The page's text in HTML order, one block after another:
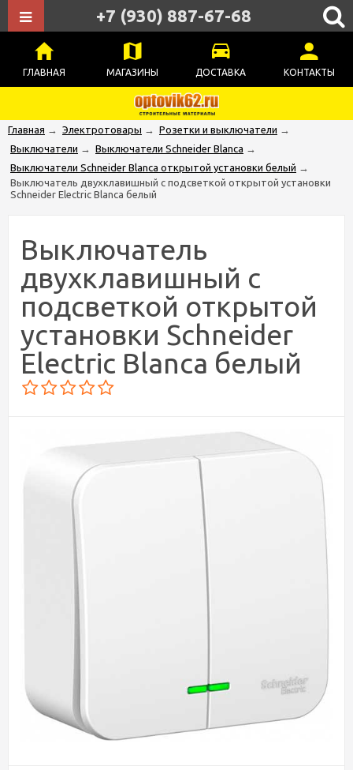
ГЛАВНАЯ МАГАЗИНЫ ДОСТАВКА КОНТАКТЫ
+7 (930) 887-67-68
Главная → Электротовары → Розетки и выключатели →
Выключатели → Выключатели Schneider Blanca →
Выключатели Schneider Blanca открытой установки белый →
Выключатель двухклавишный с подсветкой открытой установки
Schneider Electric Blanca белый
Выключатель
двухклавишный с
подсветкой открытой
установки Schneider
Electric Blanca белый